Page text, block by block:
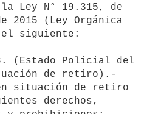
Ley N° 19.315, de
2015 (Ley Orgánica
siguiente:
de retiro).-
derechos,